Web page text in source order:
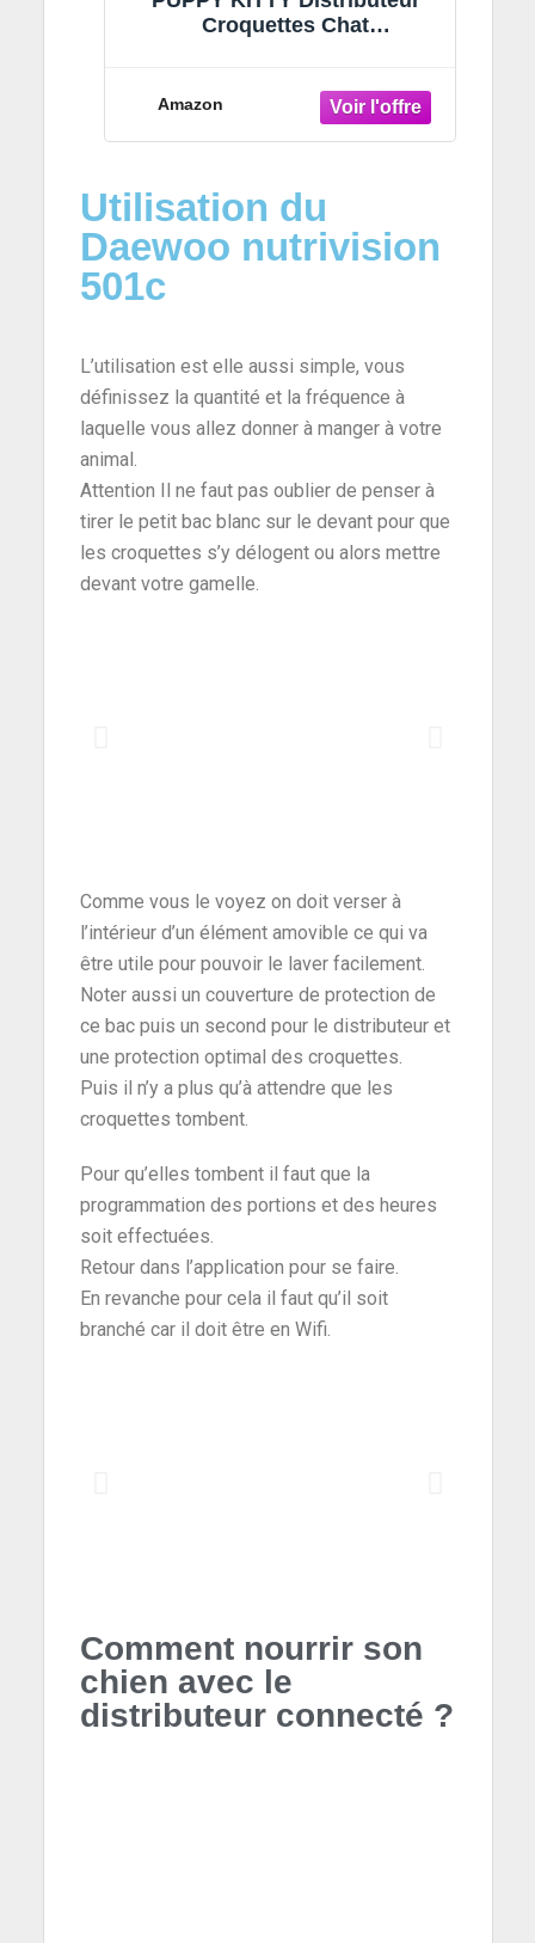
Croquettes Chat
Contrôle App, Caméra HD
1080p pour l’Enregistrement
Amazon
Utilisation du
Daewoo nutrivision
501c
L’utilisation est elle aussi simple, vous
définissez la quantité et la fréquence à
laquelle vous allez donner à manger à votre
animal.
Attention Il ne faut pas oublier de penser à
tirer le petit bac blanc sur le devant pour que
les croquettes s’y délogent ou alors mettre
devant votre gamelle.
Comme vous le voyez on doit verser à
l’intérieur d’un élément amovible ce qui va
être utile pour pouvoir le laver facilement.
Noter aussi un couverture de protection de
ce bac puis un second pour le distributeur et
une protection optimal des croquettes.
Puis il n’y a plus qu’à attendre que les
croquettes tombent.
Pour qu’elles tombent il faut que la
programmation des portions et des heures
soit effectuées.
Retour dans l’application pour se faire.
En revanche pour cela il faut qu’il soit
branché car il doit être en Wifi.
Comment nourrir son
chien avec le
distributeur connecté ?